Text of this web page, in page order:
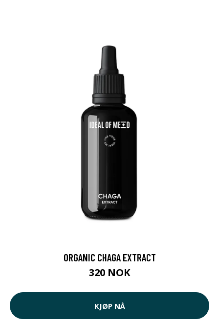
ORGANIC CHAGA EXTRACT
320 NOK
KJØP NÅ